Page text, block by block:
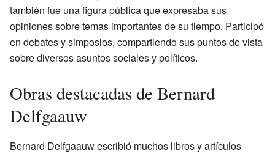
también fue una figura pública que expresaba sus
opiniones sobre temas importantes de su tiempo. Participó
en debates y simposios, compartiendo sus puntos de vista
sobre diversos asuntos sociales y políticos.
Obras destacadas de Bernard
Delfgaauw
Bernard Delfgaauw escribió muchos libros y artículos